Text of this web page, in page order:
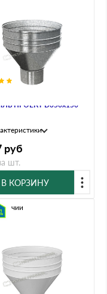
ПРОЕКТ D350х150
руб
шт.
В КОРЗИНУ